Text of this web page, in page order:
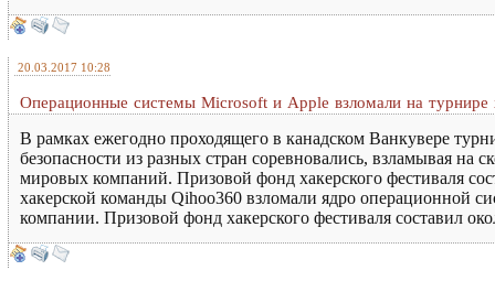
20.03.2017 10:28
Операционные системы Microsoft и Apple взломали на турнире
В рамках ежегодно проходящего в канадском Ванкувере
безопасности из разных стран соревновались, взламывая
мировых компаний. Призовой фонд хакерского фестиваля
хакерской команды Qihoo360 взломали ядро операционной
компании. Призовой фонд хакерского фестиваля составил